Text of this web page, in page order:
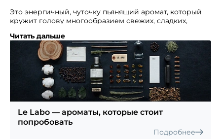
Это энергичный, чуточку пьянящий аромат, который
кружит голову многообразием свежих, сладких,
Древесно-фужерный аромат придется по вкусу
джентльменам, ценящим классику. Благородство,
сдержанная роскошь и гармоничность причудливо
переплелись в этом необычном аромате. Аромат
Le Labo Bergamote 22 станет верным спутником
делового мужчины, подчеркнет его статус
и положение в обществе. Аура аромата придаст
уверенности в себе и поможет стать победителем
в любой ситуации. Парфюмерная композиция
аромата состоит из нот грейпфрута, петитгрейна,
бергамота, ветивера, янтаря, кедра и мускуса.
Читать дальше
Le Labo — ароматы, которые стоит
попробовать
Подробнее